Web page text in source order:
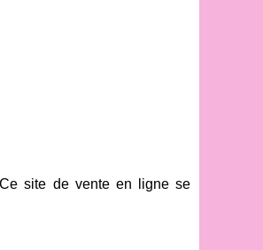
site de vente en ligne se